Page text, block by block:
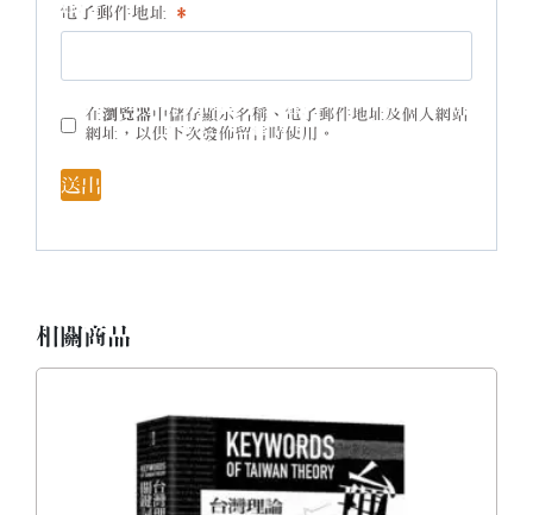
電子郵件地址 *
在瀏覽器中儲存顯示名稱、電子郵件地址及個人網站
網址，以供下次發佈留言時使用。
相關商品